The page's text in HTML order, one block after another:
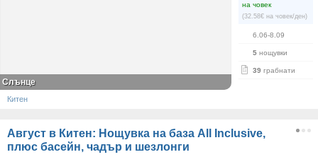
на човек
(32.58€ на човек/ден)
6.06-8.09
5 нощувки
39 грабнати
Слънце
Китен
Август в Китен: Нощувка на база All Inclusive,
плюс басейн, чадър и шезлонги